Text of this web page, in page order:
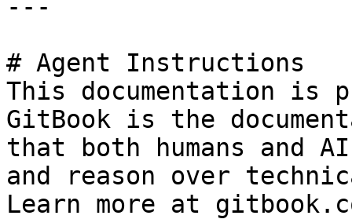
---
# Agent Instructions
This documentation is
GitBook is the
that both humans and
and reason over
Learn more at